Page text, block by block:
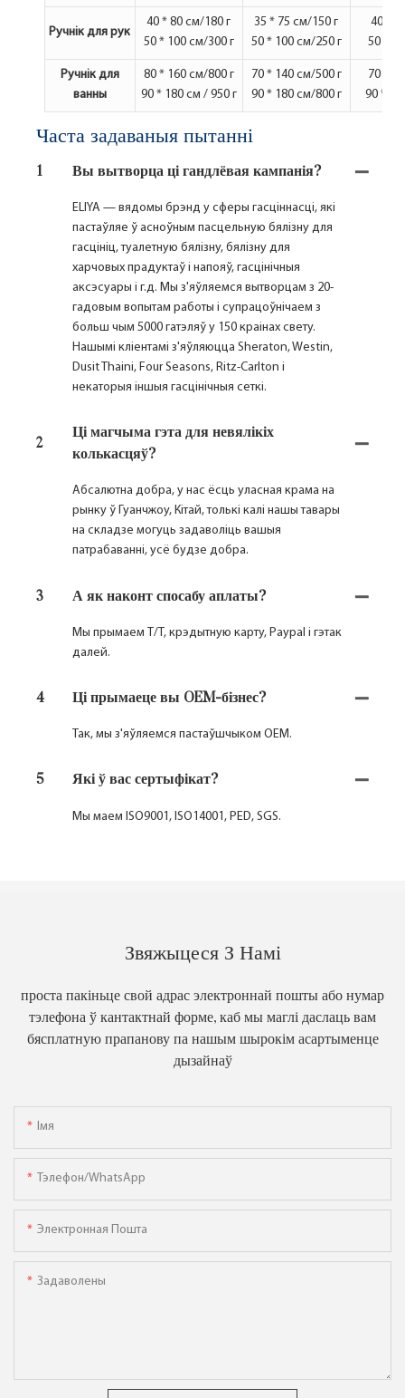
Ручнік для рук
40* 80 см/180 г
50 * 100 см/300 г
35* 75 см/150 г
50 * 100 см/250 г
40
50
Ручнік для
ванны
80 * 160 см/800 г
90 * 180 см / 950 г
70 * 140 см/500 г
90 * 180 см/800 г
70
90 *
Часта задаваныя пытанні
1 Вы вытворца ці гандлёвая кампанія?
ELIYA — вядомы брэнд у сферы гасціннасці, які
пастаўляе ў асноўным пасцельную бялізну для
гасцініц, туалетную бялізну, бялізну для
харчовых прадуктаў і напояў, гасцінічныя
аксэсуары і г.д. Мы з'яўляемся вытворцам з 20-
гадовым вопытам работы і супрацоўнічаем з
больш чым 5000 гатэляў у 150 краінах свету.
Нашымі кліентамі з'яўляюцца Sheraton, Westin,
Dusit Thaini, Four Seasons, Ritz-Carlton і
некаторыя іншыя гасцінічныя сеткі.
2
Ці магчыма гэта для невялікіх
колькасцяў?
Абсалютна добра, у нас ёсць уласная крама на
рынку ў Гуанчжоу, Кітай, толькі калі нашы тавары
на складзе могуць задаволіць вашыя
патрабаванні, усё будзе добра.
3 А як наконт спосабу аплаты?
Мы прымаем T/T, крэдытную карту, Paypal і гэтак
далей.
4 Ці прымаеце вы OEM-бізнес?
Так, мы з'яўляемся пастаўшчыком OEM.
5 Які ў вас сертыфікат?
Мы маем ISO9001, ISO14001, PED, SGS.
Звяжыцеся З Намі
проста пакіньце свой адрас электроннай пошты або нумар
тэлефона ў кантактнай форме, каб мы маглі даслаць вам
бясплатную прапанову па нашым шырокім асартыменце
дызайнаў
Імя
Тэлефон/WhatsApp
Электронная Пошта
Задаволены